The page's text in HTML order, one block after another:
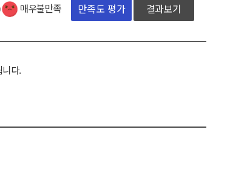
매우불만족 결과보기
다.